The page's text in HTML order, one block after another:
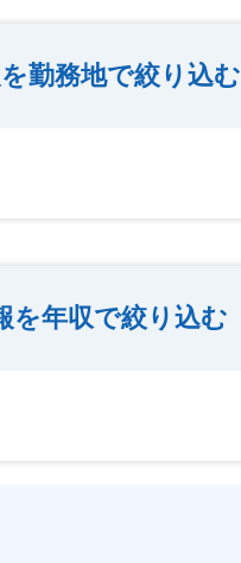
勤務地で絞り込む
を年収で絞り込む